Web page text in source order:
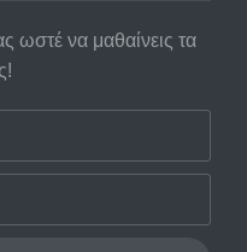
ωστέ να μαθαίνεις τα